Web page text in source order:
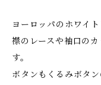
ヨーロッパのホワイト
襟のレースや袖口の
す。
ボタンもくるみボタ